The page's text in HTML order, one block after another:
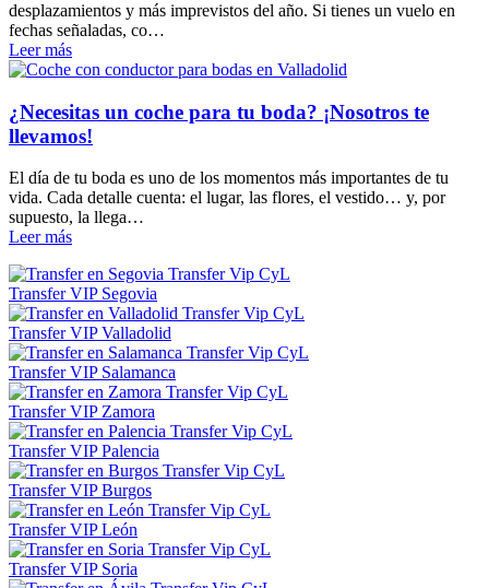
desplazamientos y más imprevistos del año. Si tienes un vuelo en
fechas señaladas, co…
Leer más
¿Necesitas un coche para tu boda? ¡Nosotros te
llevamos!
El día de tu boda es uno de los momentos más importantes de tu
vida. Cada detalle cuenta: el lugar, las flores, el vestido… y, por
supuesto, la llega…
Leer más
Transfer VIP Segovia
Transfer VIP Valladolid
Transfer VIP Salamanca
Transfer VIP Zamora
Transfer VIP Palencia
Transfer VIP Burgos
Transfer VIP León
Transfer VIP Soria